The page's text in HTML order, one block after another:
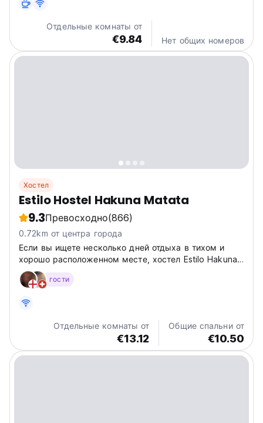
Отдельные комнаты от
€9.84 Нет общих номеров
Хостел
Estilo Hostel Hakuna Matata
9.3Превосходно(866)
0.72km от центра города
Если вы ищете несколько дней отдыха в тихом и
хорошо расположенном месте, хостел Estilo Hakuna
Matata станет идеальным выбором в тихом месте,
таком как Кауита. Он имеет просторное
деревьями, дающими много тени, бассейном,...
гости
Отдельные комнаты от
€13.12
Общие спальни от
€10.50